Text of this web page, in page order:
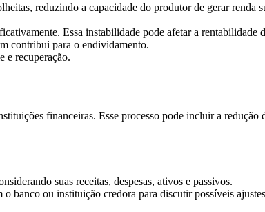
reduzindo a capacidade do produtor de gerar renda
Essa instabilidade pode afetar a rentabilidade
contribui para o endividamento.
e recuperação.
financeiras. Esse processo pode incluir a redução
suas receitas, despesas, ativos e passivos.
banco ou instituição credora para discutir possíveis